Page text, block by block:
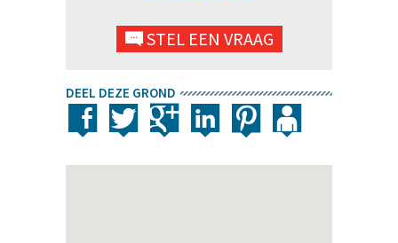
STEL EEN VRAAG
DEEL DEZE GROND